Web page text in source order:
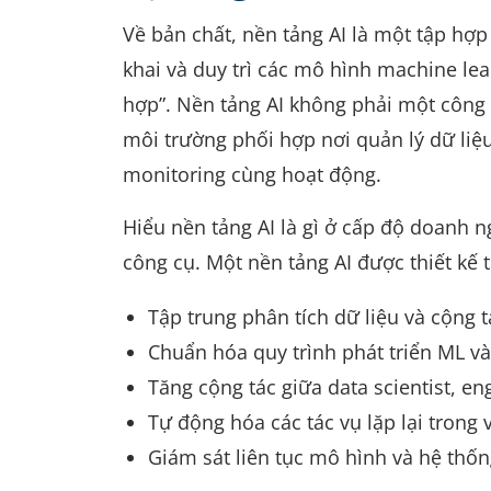
Về bản chất, nền tảng AI là một tập
khai và duy trì các mô hình machine
hợp”. Nền tảng AI không phải một
môi trường phối hợp nơi quản lý dữ
monitoring cùng hoạt động.
Hiểu nền tảng AI là gì ở cấp độ doanh
công cụ. Một nền tảng AI được thiết
Tập trung phân tích dữ liệu và cộng
Chuẩn hóa quy trình phát triển ML
Tăng cộng tác giữa data scientist,
Tự động hóa các tác vụ lặp lại trong
Giám sát liên tục mô hình và hệ